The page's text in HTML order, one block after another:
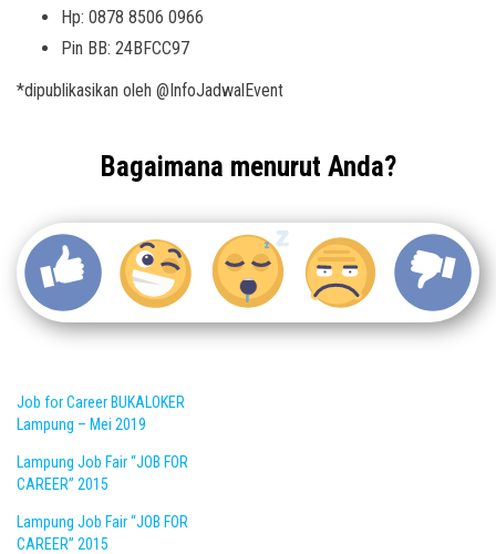
Hp: 0878 8506 0966
Pin BB: 24BFCC97
*dipublikasikan oleh @InfoJadwalEvent
Bagaimana menurut Anda?
Job for Career BUKALOKER
Lampung – Mei 2019
Lampung Job Fair “JOB FOR
CAREER” 2015
Lampung Job Fair “JOB FOR
CAREER” 2015